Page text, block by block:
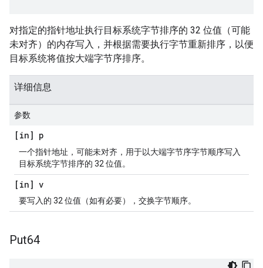
对指定的指针地址执行目标系统字节排序的 32 位值（可能
未对齐）的内存写入，并根据需要执行字节重新排序，以便
目标系统将值按大端字节序排序。
详细信息
参数
[in] p
一个指针地址，可能未对齐，用于以大端字节序字节顺序写入
目标系统字节排序的 32 位值。
[in] v
要写入的 32 位值（如有必要），交换字节顺序。
Put64